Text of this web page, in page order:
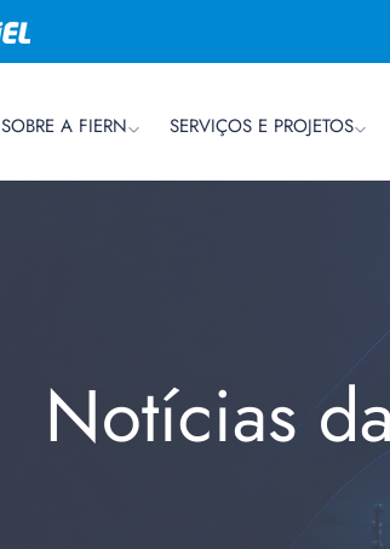
SOBRE A FIERN SERVIÇOS E PROJETOS
Notícias